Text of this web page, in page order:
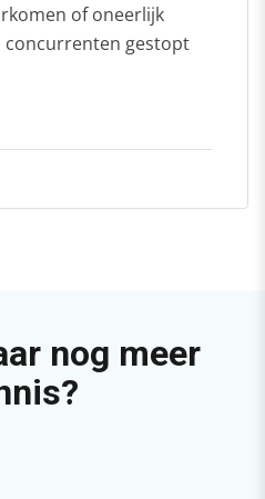
of oneerlijk
concurrenten gestopt
nog meer